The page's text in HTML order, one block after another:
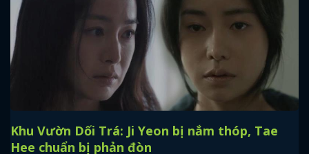
Khu Vườn Dối Trá: Ji Yeon bị nắm thóp, Tae
Hee chuẩn bị phản đòn